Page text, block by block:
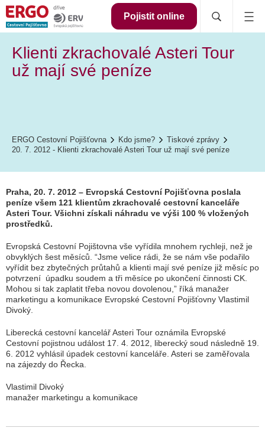
Pojistit online
Klienti zkrachovalé Asteri Tour
už mají své peníze
ERGO Cestovní Pojišťovna Kdo jsme?
Tiskové zprávy
20. 7. 2012 - Klienti zkrachovalé Asteri Tour už mají své peníze
Praha, 20. 7. 2012 – Evropská Cestovní Pojišťovna poslala
peníze všem 121 klientům zkrachovalé cestovní kanceláře
Asteri Tour. Všichni získali náhradu ve výši 100 % vložených
prostředků.
Evropská Cestovní Pojištovna vše vyřídila mnohem rychleji, než je
obvyklých šest měsíců. “Jsme velice rádi, že se nám vše podařilo
vyřídit bez zbytečných průtahů a klienti mají své peníze již měsíc po
potvrzení úpadku soudem a tři měsíce po ukončení činnosti CK.
Mohou si tak zaplatit třeba novou dovolenou, ” říká manažer
marketingu a komunikace Evropské Cestovní Pojišťovny Vlastimil
Divoký.
Liberecká cestovní kancelář Asteri Tour oznámila Evropské
Cestovní pojistnou událost 17. 4. 2012, liberecký soud následně 19.
6. 2012 vyhlásil úpadek cestovní kanceláře. Asteri se zaměřovala
na zájezdy do Řecka.
Vlastimil Divoký
manažer marketingu a komunikace